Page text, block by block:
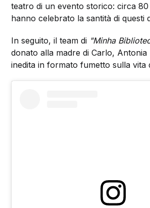
teatro di un evento storico: circa 80
hanno celebrato la santità di questi
In seguito, il team di "Minha
donato alla madre di Carlo,
inedita in formato fumetto sulla vita